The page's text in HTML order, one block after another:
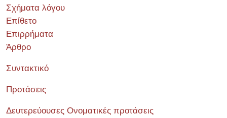
Σχήματα λόγου
Επίθετο
Επιρρήματα
Άρθρο
Συντακτικό
Προτάσεις
Δευτερεύουσες Ονοματικές προτάσεις